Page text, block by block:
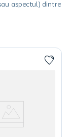
aspectul) dintre